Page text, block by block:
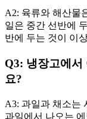
A2: 육류와 해산물
일은 중간 선반에
반에 두는 것이 이
Q3: 냉장고에서
요?
A3: 과일과 채소는
과일에서 나오는